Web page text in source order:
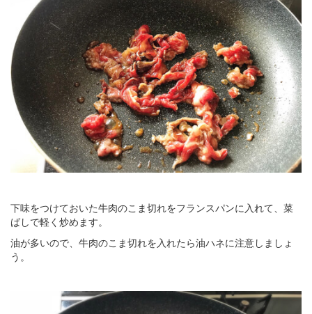
下味をつけておいた牛肉のこま切れをフランスパンに入れて、菜
ばしで軽く炒めます。
油が多いので、牛肉のこま切れを入れたら油ハネに注意しましょ
う。